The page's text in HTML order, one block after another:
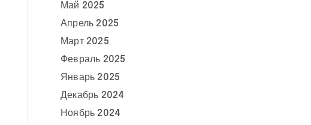
Май 2025
Апрель 2025
Март 2025
Февраль 2025
Январь 2025
Декабрь 2024
Ноябрь 2024